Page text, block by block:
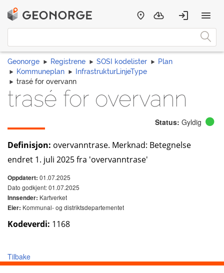
Geonorge Registrene SOSI kodelister
Plan
Kommuneplan
InfrastrukturLinjeType
trasé for overvann
trasé for overvann
Status: Gyldig
Definisjon: overvanntrase. Merknad: Betegnelse
endret 1. juli 2025 fra 'overvanntrase'
Oppdatert: 01.07.2025
Dato godkjent: 01.07.2025
Innsender: Kartverket
Eier: Kommunal- og distriktsdepartementet
Kodeverdi: 1168
Tilbake